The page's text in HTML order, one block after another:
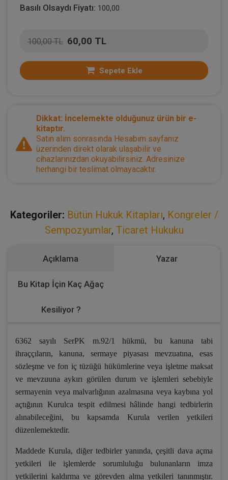
Basılı Olsaydı Fiyatı: 100,00
100,00 TL 60,00 TL
Sepete Ekle
Dikkat: İncelemekte olduğunuz ürün bir e-
kitaptır.
Satın alım sonrasında Hesabım sayfanız
üzerinden direkt olarak ulaşabilir ve
cihazlarınızdan okuyabilirsiniz. Adresinize
herhangi bir teslimat olmayacaktır.
Kategoriler: Bütün Hukuk Kitapları, Kongreler /
Sempozyumlar, Ticaret Hukuku
Açıklama Yazar
Bu Kitap İçin Kaç Ağaç
Kesiliyor ?
6362 sayılı SerPK m.92/1 hükmü, bu kanuna tabi
ihraççıların, kanuna, sermaye piyasası mevzuatına, esas
sözleşme ve fon iç tüzüğü hükümlerine veya işletme maksat
ve mevzuuna aykırı görülen durum ve işlemleri sebebiyle
sermayenin veya malvarlığının azalmasına veya kaybına yol
açtığının Kurulca tespit edilmesi hâlinde hangi tedbirlerin
alınabileceğini, bu kapsamda Kurula verilen yetkileri
düzenlemektedir.
Maddede Kurula, diğer tedbirler yanında, çeşitli dava açma
yetkileri ile işlemlerde sorumluluğu bulunanların imza
yetkilerini kaldırma ve görevden alma yetkileri tanınmıştır.